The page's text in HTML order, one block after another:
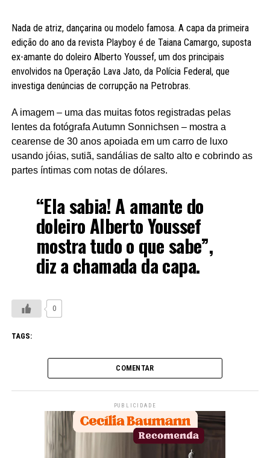
Nada de atriz, dançarina ou modelo famosa. A capa da primeira
edição do ano da revista Playboy é de Taiana Camargo, suposta
ex-amante do doleiro Alberto Youssef, um dos principais
envolvidos na Operação Lava Jato, da Polícia Federal, que
investiga denúncias de corrupção na Petrobras.
A imagem – uma das muitas fotos registradas pelas
lentes da fotógrafa Autumn Sonnichsen – mostra a
cearense de 30 anos apoiada em um carro de luxo
usando jóias, sutiã, sandálias de salto alto e cobrindo as
partes íntimas com notas de dólares.
“Ela sabia! A amante do
doleiro Alberto Youssef
mostra tudo o que sabe”,
diz a chamada da capa.
0
TAGS:
COMENTAR
PUBLICIDADE